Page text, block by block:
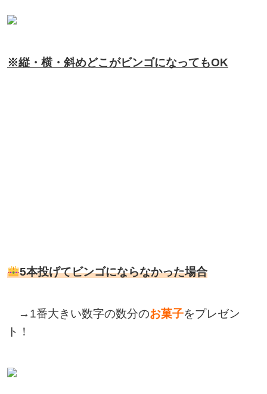
※縦・横・斜めどこがビンゴになってもOK
5本投げてビンゴにならなかった場合
→1番大きい数字の数分のお菓子をプレゼン
ト！